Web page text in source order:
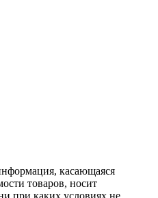
касающаяся
товаров, носит